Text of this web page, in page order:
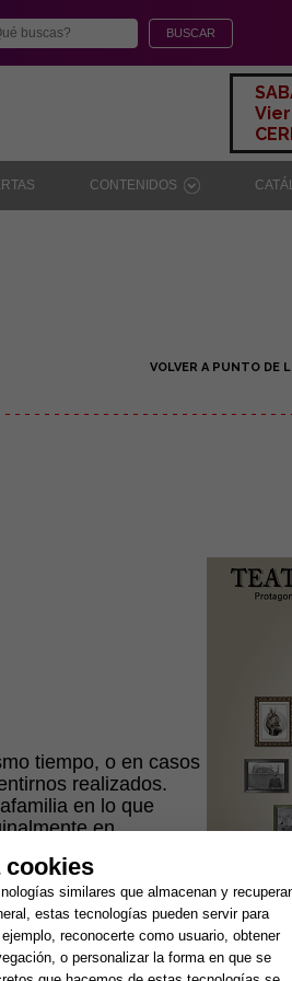
CONTENIDOS
VOLVER A PUNTO DE
- - - - - - - - - - - - - - - - - - - - - - - - - - - -
tiempo, o en casos
realizados.
en lo que
en
por eso es tan
elheilpraktiker
holística permite la
cookies
similares que almacenan y
estas tecnologías pueden servir para
reconocerte como usuario, obtener
o personalizar la forma en que se